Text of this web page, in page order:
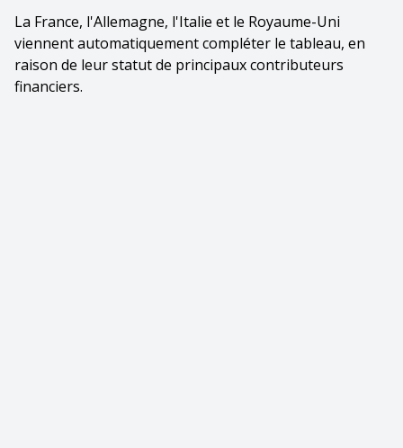
La France, l'Allemagne, l'Italie et le Royaume-Uni
viennent automatiquement compléter le tableau, en
raison de leur statut de principaux contributeurs
financiers.